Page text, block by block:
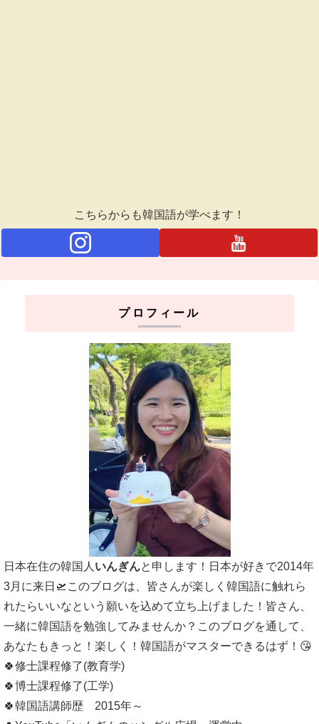
こちらからも韓国語が学べます！
プロフィール
日本在住の韓国人 いんぎんと申します！日本が好きで2014年
3月に来日🛫このブログは、皆さんが楽しく韓国語に触れら
れたらいいなという願いを込めて立ち上げました！皆さん、
一緒に韓国語を勉強してみませんか？このブログを通して、
あなたもきっと！楽しく！韓国語がマスターできるはず！😘
🍀修士課程修了(教育学)
🍀博士課程修了(工学)
🍀韓国語講師歴 2015年～